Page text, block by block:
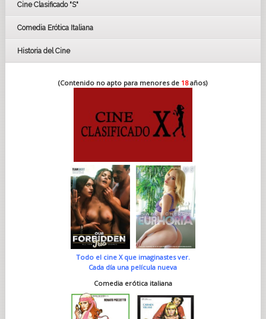
Cine Clasificado "S"
Comedia Erótica Italiana
Historia del Cine
(Contenido no apto para menores de 18años)
Todo el cine X que imaginastes ver.
Cada día una película nueva
Comedia erótica italiana